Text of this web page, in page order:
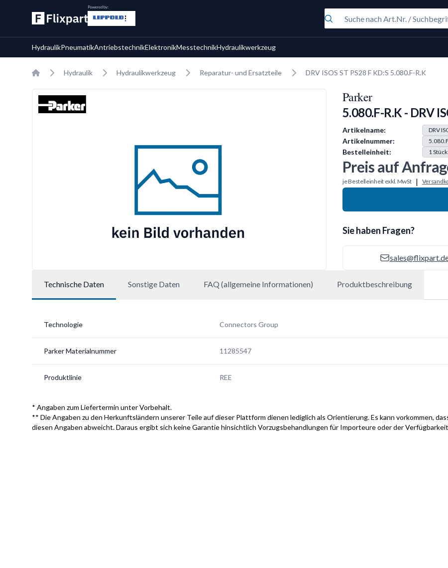
Powered by:
HydraulikPneumatikAntriebstechnikElektronikMesstechnikHydraulikwerkzeug
Home Hydraulik Hydraulikwerkzeug Reparatur- und Ersatzteile DRV ISOS ST PS28 F KD:S 5.080.F-R.K
Parker
5.080.F-R.K - DRV
Produkt Information
Artikelname: DRV
Artikelnummer:
Bestelleinheit: 1Stück
Preis auf
je Bestelleinheit exkl. MwSt |
Sie haben Fragen?
Technische Daten Sonstige Daten FAQ (allgemeine Informationen) Produktbeschreibung
Technologie Connectors Group
Parker Materialnummer 11285547
Produktlinie REE
* Angaben zum Liefertermin unter Vorbehalt.
** Die Angaben zu den Herkunftsländern unserer Teile auf dieser Plattform dienen lediglich als Orientierung. Es kann vorkommen,
diesen Angaben abweicht. Daraus ergibt sich keine Garantie hinsichtlich Vorzugsbehandlungen für Importeure oder der